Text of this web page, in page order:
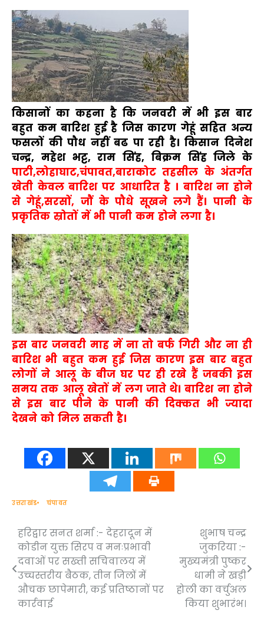
किसानों का कहना है कि जनवरी में भी इस बार
बहुत कम बारिश हुई है जिस कारण गेहूं सहित अन्य
फसलों की पौध नहीं बढ पा रही है। किसान दिनेश
चन्द्र, महेश भट्ट, राम सिंह, बिक्रम सिंह जिले के
पाटी,लोहाघाट,चंपावत,बाराकोट तहसील के अंतर्गत
खेती केवल बारिश पर आधारित है । बारिश ना होने
से गेहूं,सरसों, जौं के पौधे सूखने लगे हैं। पानी के
प्रकृतिक स्रोतों में भी पानी कम होने लगा है।
इस बार जनवरी माह में ना तो बर्फ गिरी और ना ही
बारिश भी बहुत कम हुई जिस कारण इस बार बहुत
लोगों ने आलू के बीज घर पर ही रखे हैं जबकी इस
समय तक आलू खेतों में लग जाते थे। बारिश ना होने
से इस बार पीने के पानी की दिक्कत भी ज्यादा
देखने को मिल सकती है।
उत्तराखंड चंपावत
Post
navigation
हरिद्वार सनत शर्मा :- देहरादून में
कोडीन युक्त सिरप व मनःप्रभावी
दवाओं पर सख्ती सचिवालय में
उच्चस्तरीय बैठक, तीन जिलों में
औचक छापेमारी, कई प्रतिष्ठानों पर
कार्रवाई
शुभाष चन्द्र
जुकरिया :-
मुख्यमंत्री पुष्कर
धामी ने खड़ी
होली का वर्चुअल
किया शुभारंभ।